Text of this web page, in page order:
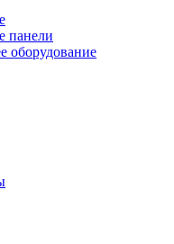
панели
оборудование